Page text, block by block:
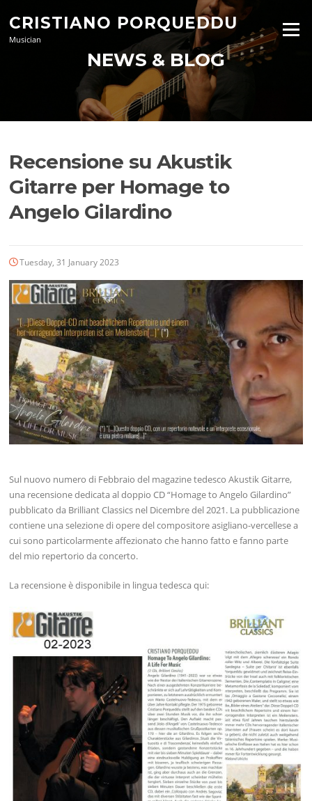
content
CRISTIANO PORQUEDDU
Musician
Menu
NEWS & BLOG
Recensione su Akustik
Gitarre per Homage to
Angelo Gilardino
Tuesday, 31 January 2023
Sul nuovo numero di Febbraio del magazine tedesco Akustik Gitarre,
una recensione dedicata al doppio CD “Homage to Angelo Gilardino”
pubblicato da Brilliant Classics nel Dicembre del 2021. La pubblicazione
contiene una selezione di opere del compositore asigliano-vercellese a
cui sono particolarmente affezionato che hanno fatto e fanno parte
del mio repertorio da concerto.
La recensione è disponibile in lingua tedesca qui: